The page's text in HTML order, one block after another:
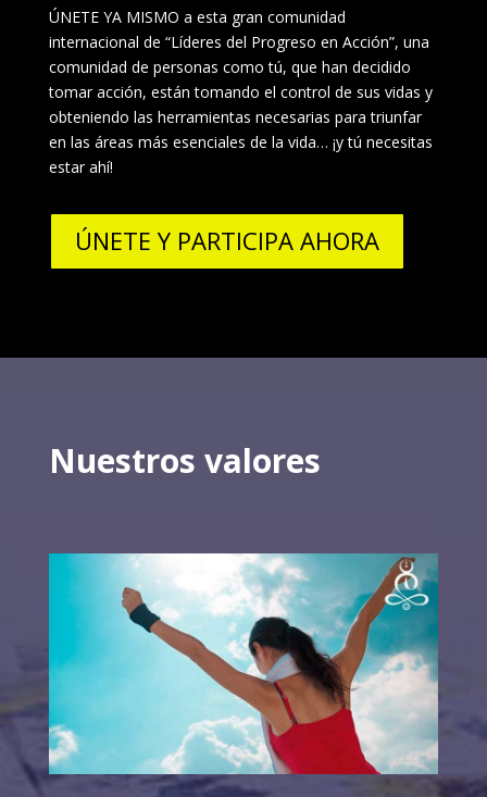
ÚNETE YA MISMO a esta gran comunidad
internacional de “Líderes del Progreso en Acción”, una
comunidad de personas como tú, que han decidido
tomar acción, están tomando el control de sus vidas y
obteniendo las herramientas necesarias para triunfar
en las áreas más esenciales de la vida… ¡y tú necesitas
estar ahí!
ÚNETE Y PARTICIPA AHORA
Nuestros valores